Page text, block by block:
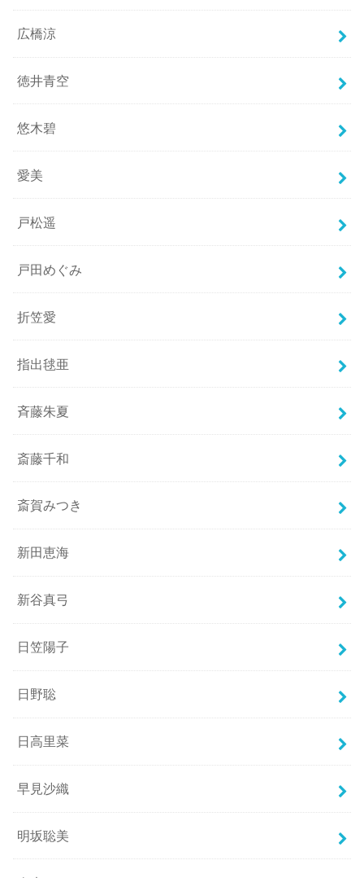
広橋涼
徳井青空
悠木碧
愛美
戸松遥
戸田めぐみ
折笠愛
指出毬亜
斉藤朱夏
斎藤千和
斎賀みつき
新田恵海
新谷真弓
日笠陽子
日野聡
日高里菜
早見沙織
明坂聡美